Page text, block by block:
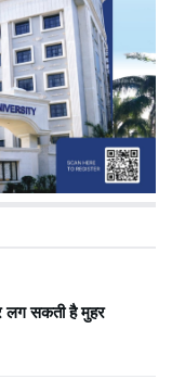
लग सकती है मुहर